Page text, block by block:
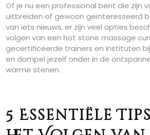
Of je nu een professional bent die zijn
uitbreiden of gewoon geïnteresseerd
van iets nieuws, er zijn veel opties
volgen van een hot stone massage
gecertificeerde trainers en instituten
en dompel jezelf onder in de
warme stenen.
5 Essentiële